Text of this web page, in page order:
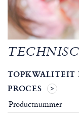
TOPKWALITEIT
PROCES
Productnummer